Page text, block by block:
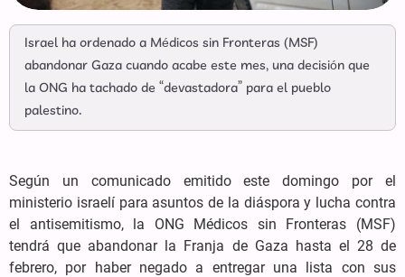
Israel ha ordenado a Médicos sin Fronteras (MSF)
abandonar Gaza cuando acabe este mes, una decisión que
la ONG ha tachado de “devastadora” para el pueblo
palestino.
Según un comunicado emitido este domingo por el
ministerio israelí para asuntos de la diáspora y lucha contra
el antisemitismo, la ONG Médicos sin Fronteras (MSF)
tendrá que abandonar la Franja de Gaza hasta el 28 de
febrero, por haber negado a entregar una lista con sus